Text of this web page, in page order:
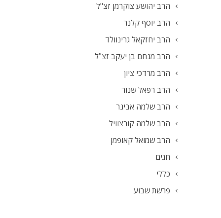
הרב יהושע צוקרמן זצ"ל
הרב יוסף קלנר
הרב יחזקאל גרינוולד
הרב מנחם בן יעקב זצ"ל
הרב מרדכי ציון
הרב רפאל שנור
הרב שלמה אבינר
הרב שלמה קורצוויל
הרב שמואל קאופמן
חגים
כללי
פרשת שבוע